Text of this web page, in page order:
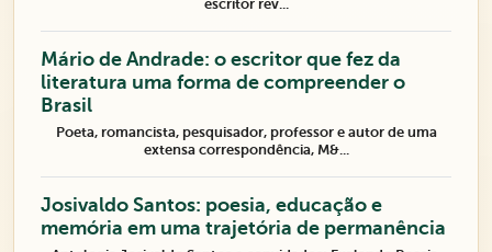
escritor rev...
Mário de Andrade: o escritor que fez da
literatura uma forma de compreender o
Brasil
Poeta, romancista, pesquisador, professor e autor de uma
extensa correspondência, M&...
Josivaldo Santos: poesia, educação e
memória em uma trajetória de permanência